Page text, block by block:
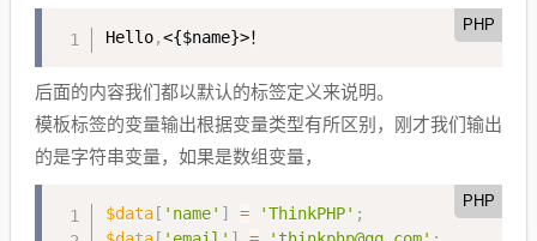
PHP
Hello,<{$name}>！
后面的内容我们都以默认的标签定义来说明。
模板标签的变量输出根据变量类型有所区别，刚才我们输出
的是字符串变量，如果是数组变量，
PHP
$data [ 'name' ] = 'ThinkPHP' ;